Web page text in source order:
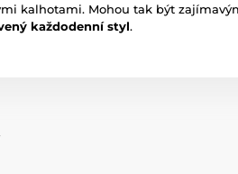
kalhotami. Mohou tak být
každodenní styl.